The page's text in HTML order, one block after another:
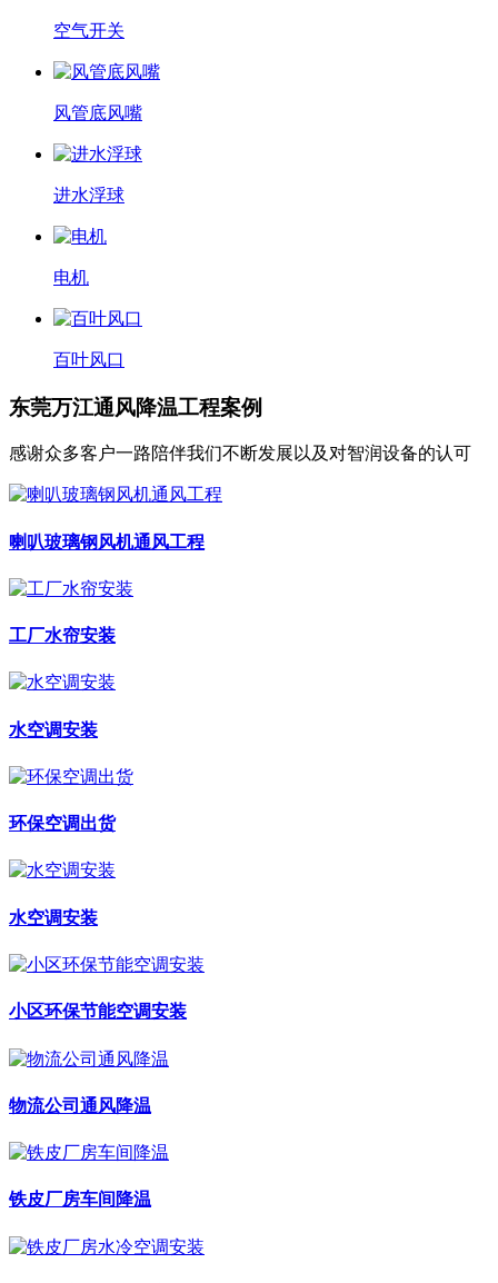
空气开关
风管底风嘴
进水浮球
电机
百叶风口
东莞万江通风降温工程案例
感谢众多客户一路陪伴我们不断发展以及对智润设备的认可
喇叭玻璃钢风机通风工程
工厂水帘安装
水空调安装
环保空调出货
水空调安装
小区环保节能空调安装
物流公司通风降温
铁皮厂房车间降温